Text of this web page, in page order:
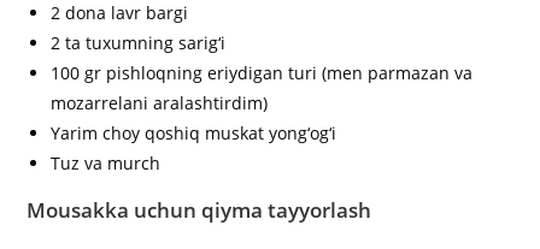
2 dona lavr bargi
2 ta tuxumning sarig‘i
100 gr pishloqning eriydigan turi (men parmazan va
mozarrelani aralashtirdim)
Yarim choy qoshiq muskat yong‘og‘i
Tuz va murch
Mousakka uchun qiyma tayyorlash